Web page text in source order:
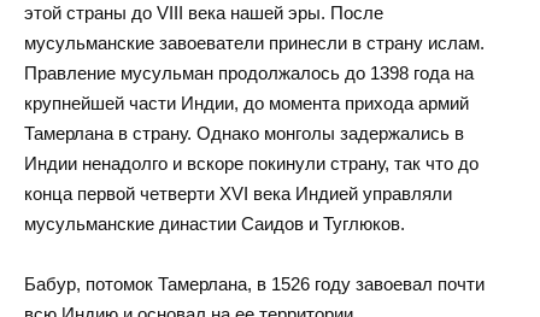
этой страны до VIII века нашей эры. После
мусульманские завоеватели принесли в страну ислам.
Правление мусульман продолжалось до 1398 года на
крупнейшей части Индии, до момента прихода армий
Тамерлана в страну. Однако монголы задержались в
Индии ненадолго и вскоре покинули страну, так что до
конца первой четверти XVI века Индией управляли
мусульманские династии Саидов и Туглюков.
Бабур, потомок Тамерлана, в 1526 году завоевал почти